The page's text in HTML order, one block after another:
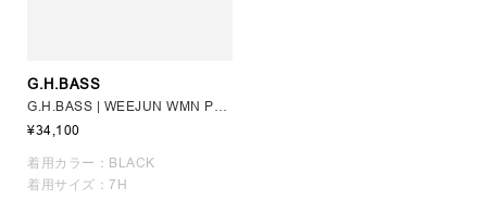
G.H.BASS
¥34,100
着用カラー：BLACK
着用サイズ：7H